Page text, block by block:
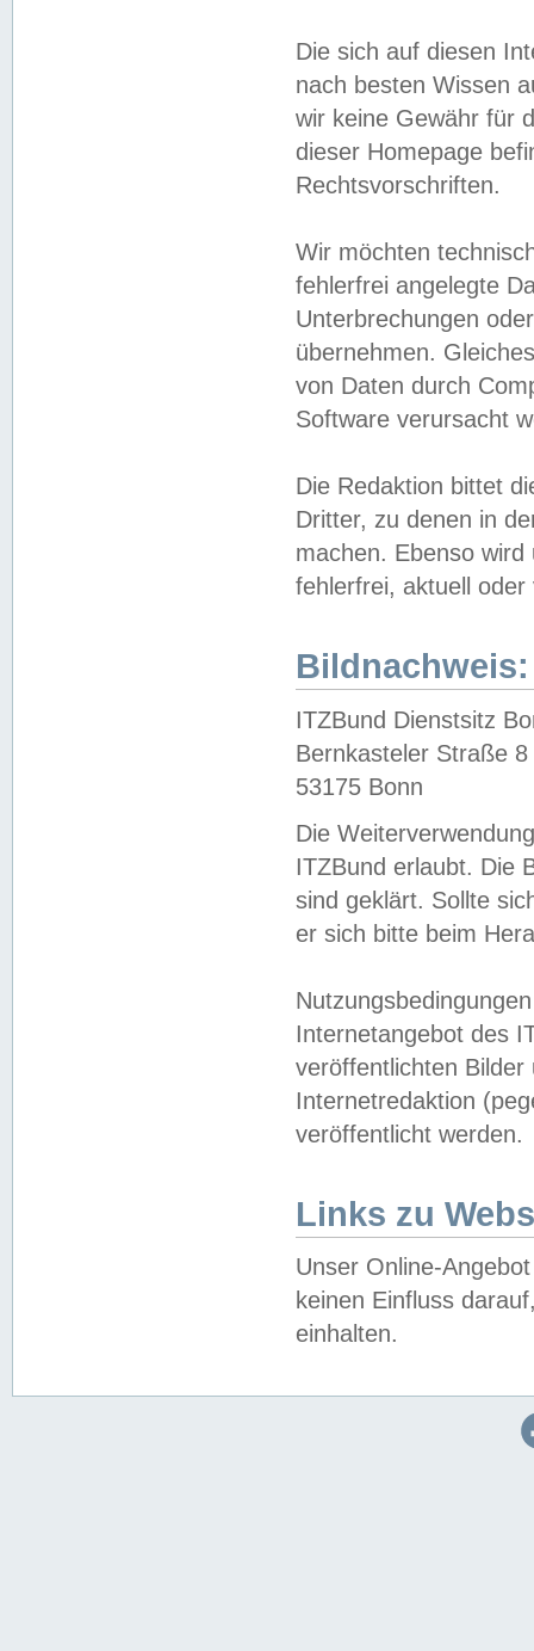
Die sich auf diesen
nach besten Wissen
wir keine Gewähr für
dieser Homepage
Rechtsvorschriften.
Wir möchten
fehlerfrei angelegte
Unterbrechungen
übernehmen.
von Daten durch
Software verursacht
Die Redaktion bittet
Dritter, zu denen in
machen. Ebenso
fehlerfrei, aktuell oder
Bildnachweis:
ITZBund Dienstsitz
Bernkasteler Straße 8
53175 Bonn
Die
ITZBund erlaubt. Die
sind geklärt. Sollte
er sich bitte beim
Internetangebot des
veröffentlichten
Internetredaktion
veröffentlicht werden.
Links zu
Unser Online-
keinen Einfluss
einhalten.